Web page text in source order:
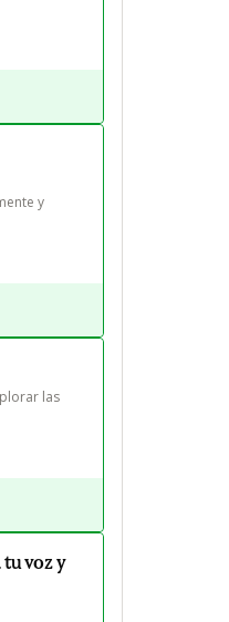
y
las
voz y